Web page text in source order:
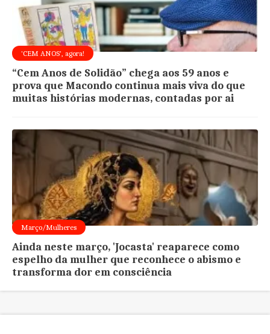
'CEM ANOS', agora!
“Cem Anos de Solidão” chega aos 59 anos e
prova que Macondo continua mais viva do que
muitas histórias modernas, contadas por ai
Março/Mulheres
Ainda neste março, 'Jocasta' reaparece como
espelho da mulher que reconhece o abismo e
transforma dor em consciência